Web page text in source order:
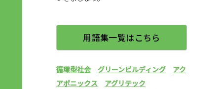
用語集一覧はこちら
循環型社会 グリーンビルディング
アク
アポニックス
アグリテック